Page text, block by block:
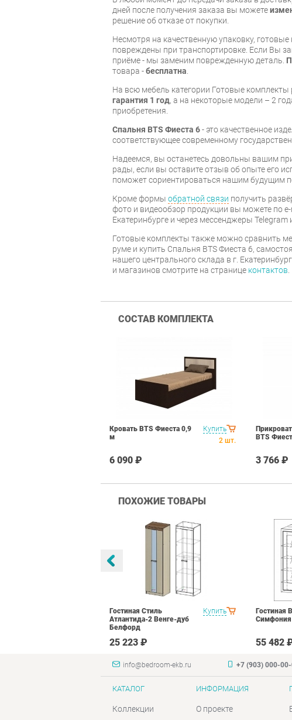
дней после получения заказа вы можете
решение об отказе от покупки.
Несмотря на качественную упаковку,
повреждены при транспортировке. Если Вы
приёме - мы заменим поврежденную деталь.
товара -бесплатна
На всю мебель категории Готовые комплекты
гарантия 1 год, а на некоторые модели – 2
приобретения.
Спальня BTS Фиеста 6- это качественное
соответствующее современному
Надеемся, вы останетесь довольны вашим
рады, если вы оставите отзыв об опыте его
поможет сориентироваться нашим будущим
Кроме формы обратной связи получить
фото и видеообзор продукции вы можете по e-
Екатеринбурге и через мессенджеры Telegram
Готовые комплекты также можно сравнить
руме и купить Спальня BTS Фиеста 6,
нашего центрального склада в г.
и магазинов смотрите на странице контактов
СОСТАВ КОМПЛЕКТА
Купить
Кровать BTS Фиеста 0,9
м
6 090 ₽
2 шт.
BTS
3 766 ₽
ПОХОЖИЕ ТОВАРЫ
Купить
Гостиная Стиль
Атлантида-2 Венге-дуб
Белфорд
25 223 ₽
Гостиная
Симфония
55 482
info@bedroom-ekb.ru +7 (903) 000-
КАТАЛОГ
Коллекции
ИНФОРМАЦИЯ
О проекте